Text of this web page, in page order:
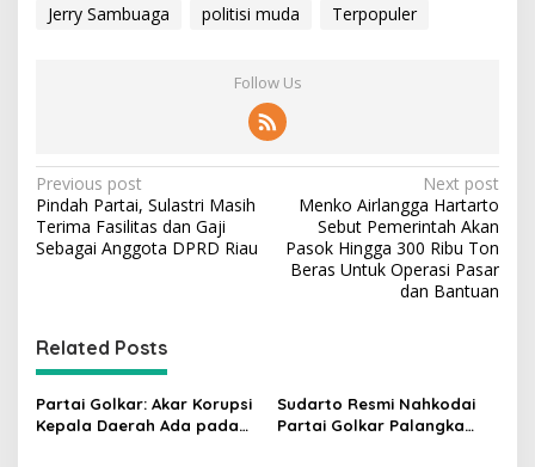
Jerry Sambuaga
politisi muda Terpopuler
Follow Us
P
o
s
a
v
i
Previous post
Pindah Partai, Sulastri Masih
Terima Fasilitas dan Gaji
Sebagai Anggota DPRD Riau
Next post
Menko Airlangga Hartarto
Sebut Pemerintah Akan
Pasok Hingga 300 Ribu Ton
Beras Untuk Operasi Pasar
dan Bantuan
Related Posts
Partai Golkar: Akar Korupsi
Kepala Daerah Ada pada
Sudarto Resmi Nahkodai
Partai Golkar Palangka